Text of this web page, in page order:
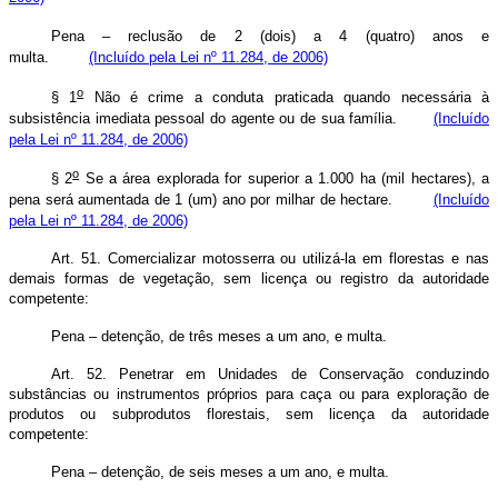
Pena – reclusão de 2 (dois) a 4 (quatro) anos e
multa. (Incluído pela Lei nº 11.284, de 2006)
§ 1oNão é crime a conduta praticada quando necessária à
subsistência imediata pessoal do agente ou de sua família. (Incluído
pela Lei nº 11.284, de 2006)
§ 2oSe a área explorada for superior a 1.000 ha (mil hectares), a
pena será aumentada de 1 (um) ano por milhar de hectare. (Incluído
pela Lei nº 11.284, de 2006)
Art. 51. Comercializar motosserra ou utilizá-la em florestas e nas
demais formas de vegetação, sem licença ou registro da autoridade
competente:
Pena – detenção, de três meses a um ano, e multa.
Art. 52. Penetrar em Unidades de Conservação conduzindo
substâncias ou instrumentos próprios para caça ou para exploração de
produtos ou subprodutos florestais, sem licença da autoridade
competente:
Pena – detenção, de seis meses a um ano, e multa.